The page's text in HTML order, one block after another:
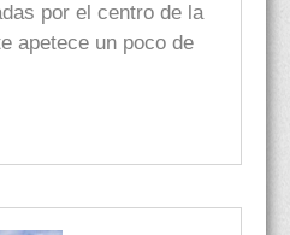
por el centro de la
apetece un poco de